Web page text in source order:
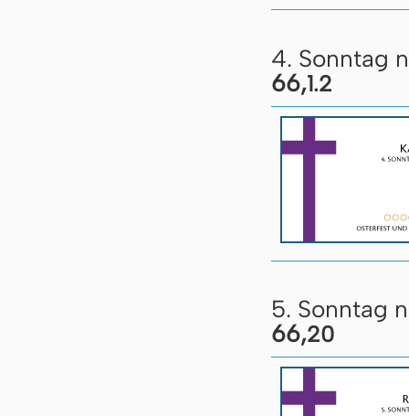
4. Sonntag
66,1.2
5. Sonntag
66,20